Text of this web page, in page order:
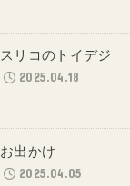
スリコのトイデジ
2025.04.18
お出かけ
2025.04.05